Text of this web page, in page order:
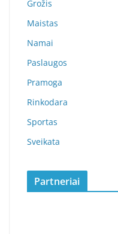
Grožis
Maistas
Namai
Paslaugos
Pramoga
Rinkodara
Sportas
Sveikata
Partneriai